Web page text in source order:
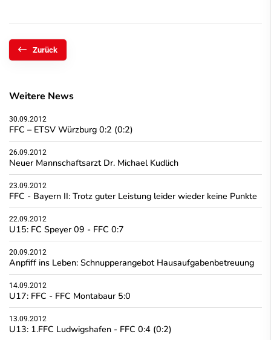
Zurück
Weitere News
30.09.2012
FFC – ETSV Würzburg 0:2 (0:2)
26.09.2012
Neuer Mannschaftsarzt Dr. Michael Kudlich
23.09.2012
FFC - Bayern II: Trotz guter Leistung leider wieder keine Punkte
22.09.2012
U15: FC Speyer 09 - FFC 0:7
20.09.2012
Anpfiff ins Leben: Schnupperangebot Hausaufgabenbetreuung
14.09.2012
U17: FFC - FFC Montabaur 5:0
13.09.2012
U13: 1.FFC Ludwigshafen - FFC 0:4 (0:2)